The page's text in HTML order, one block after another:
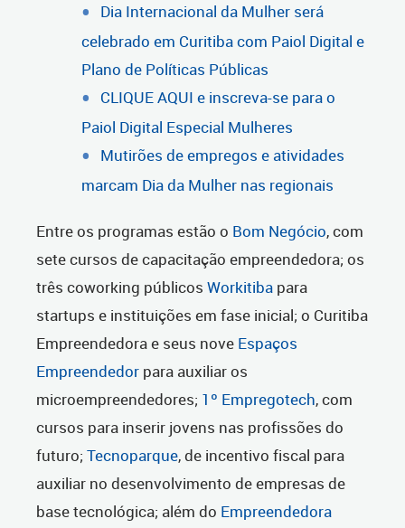
Dia Internacional da Mulher será
celebrado em Curitiba com Paiol Digital e
Plano de Políticas Públicas
CLIQUE AQUI e inscreva-se para o
Paiol Digital Especial Mulheres
Mutirões de empregos e atividades
marcam Dia da Mulher nas regionais
Entre os programas estão o Bom Negócio, com
sete cursos de capacitação empreendedora; os
três coworking públicos Workitiba para
startups e instituições em fase inicial; o Curitiba
Empreendedora e seus nove Espaços
Empreendedor para auxiliar os
microempreendedores; 1º Empregotech, com
cursos para inserir jovens nas profissões do
futuro; Tecnoparque, de incentivo fiscal para
auxiliar no desenvolvimento de empresas de
base tecnológica; além do Empreendedora